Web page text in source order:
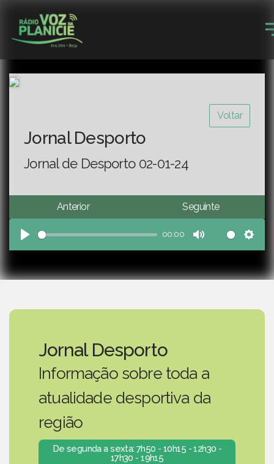
Voltar
Jornal Desporto
Jornal de Desporto 02-01-24
Anterior Seguinte
Play
00:00
Mute
Jornal Desporto
Informação sobre toda a
atualidade desportiva da
região
De segunda a sexta: 7h50 - 10h15 - 12h30 -
17h30 - 19h15